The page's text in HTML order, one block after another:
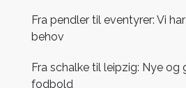
Fra pendler til eventyrer: Vi
behov
Fra schalke til leipzig: Nye og
fodbold